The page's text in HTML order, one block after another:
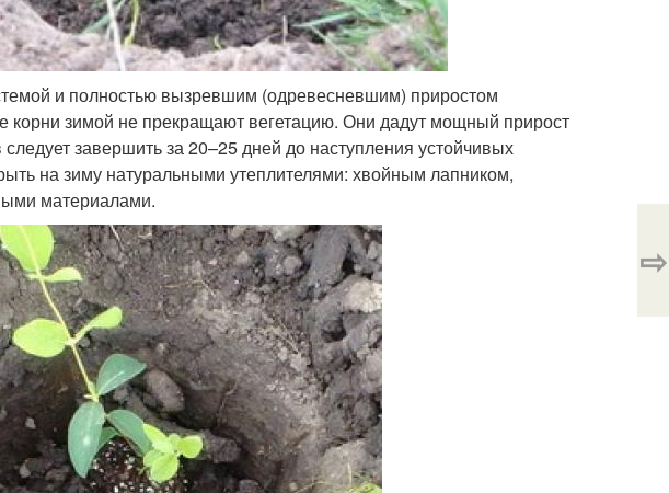
и полностью вызревшим (одревесневшим) приростом
корни зимой не прекращают вегетацию. Они дадут мощный прирост
завершить за 20–25 дней до наступления устойчивых
на зиму натуральными утеплителями: хвойным лапником,
материалами.
⇨